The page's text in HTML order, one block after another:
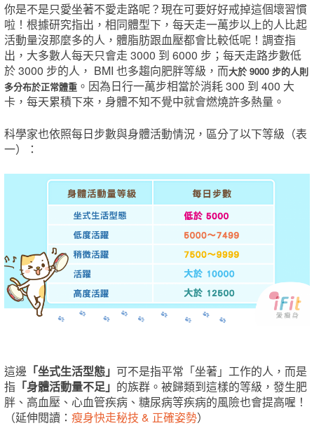
你是不是只愛坐著不愛走路呢？現在可要好好戒掉這個壞習慣
啦！ 根據研究指出，相同體型下，每天走一萬步以上的人比起
活動量沒那麼多的人，體脂肪跟血壓都會比較低呢！調查指
出，大多數人每天只會走 3000 到 6000 步；每天走路步數低
於 3000 步的人， BMI 也多趨向肥胖等級，而大於 9000 步的人則
多分布於正常體重 。因為日行一萬步相當於消耗 300 到 400 大
卡，每天累積下來，身體不知不覺中就會燃燒許多熱量。
科學家也依照每日步數與身體活動情況，區分了以下等級（表
一）：
這邊 「坐式生活型態」 可不是指平常「坐著」工作的人，而是
指 「身體活動量不足」 的族群。被歸類到這樣的等級，發生肥
胖、高血壓、心血管疾病、糖尿病等疾病的風險也會提高喔！
（延伸閱讀： 瘦身快走秘技 & 正確姿勢）